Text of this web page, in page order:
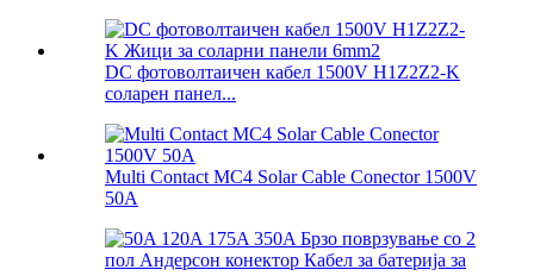
DC фотоволтаичен кабел 1500V H1Z2Z2-K
соларен панел...
Multi Contact MC4 Solar Cable Conector 1500V
50A